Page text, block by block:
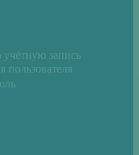
запись
пользователя